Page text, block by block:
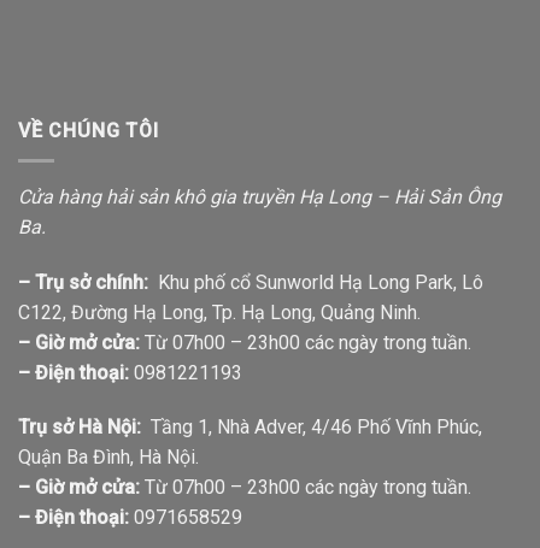
VỀ CHÚNG TÔI
Cửa hàng hải sản khô gia truyền Hạ Long – Hải Sản Ông
Ba.
– Trụ sở chính: Khu phố cổ Sunworld Hạ Long Park, Lô
C122, Đường Hạ Long, Tp. Hạ Long, Quảng Ninh.
– Giờ mở cửa: Từ 07h00 – 23h00 các ngày trong tuần.
– Điện thoại: 0981221193
Trụ sở Hà Nội: Tầng 1, Nhà Adver, 4/46 Phố Vĩnh Phúc,
Quận Ba Đình, Hà Nội.
– Giờ mở cửa: Từ 07h00 – 23h00 các ngày trong tuần.
– Điện thoại: 0971658529